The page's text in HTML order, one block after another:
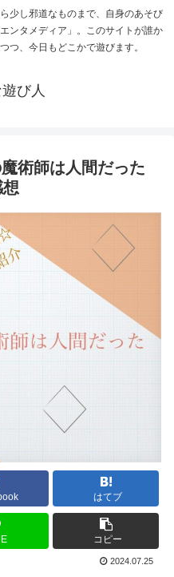
少し邪道なものまで、自身のあそび
ンタメディア」。このサイトが誰か
つ、今日もどこかで遊びます。
び人
術師は人間だった
想
はてブ
コピー
2024.07.25